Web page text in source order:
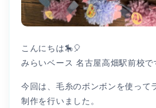
こんにちは🎠🎈
みらいベース 名古屋高畑駅前校で
今回は、毛糸のボンボンを使って
制作を行いました。